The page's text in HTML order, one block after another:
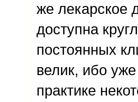
же лекарское
доступна
постоянных
велик, ибо
практике